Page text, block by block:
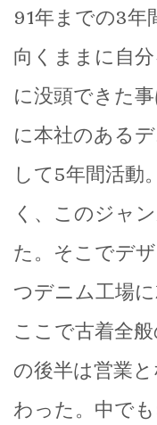
91年までの3年
向くままに自
に没頭できた
に本社のある
して5年間活動
く、このジャ
た。そこでデ
つデニム工場
ここで古着全
の後半は営業
わった。中で